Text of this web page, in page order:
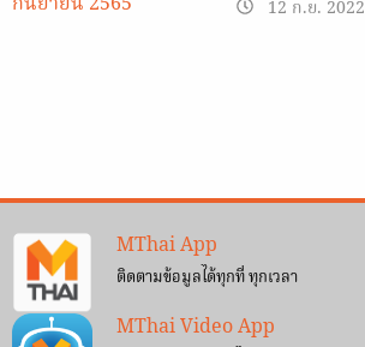
12 ก.ย. 2022
MThai App
ติดตามข้อมูลได้ทุกที่ ทุกเวลา
MThai Video App